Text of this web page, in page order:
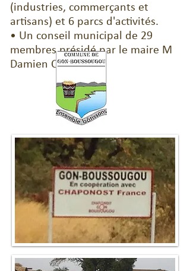
(industries, commerçants et
artisans) et 6 parcs d'activités.
• Un conseil municipal de 29
membres présidé par le maire M
Damien Combet